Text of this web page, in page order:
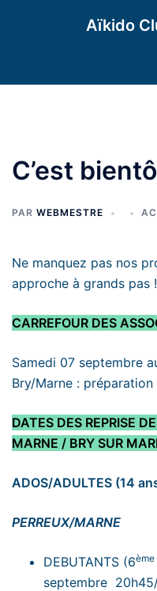
Aïkido
C’est
PAR WEBMESTRE
Ne manquez pas nos
approche à grands pas !
CARREFOUR DES
Samedi 07 septembre
Bry/Marne :
DATES DES REPRISE
MARNE / BRY SUR
ADOS/ADULTES (14
PERREUX/MARNE
DEBUTANTS (6ème
septembre